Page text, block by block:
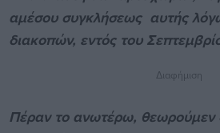
αμέσου συγκλήσεως αυτής
διακοπών, εντός του
Διαφήμιση
Πέραν το ανωτέρω, θεωρούμεν